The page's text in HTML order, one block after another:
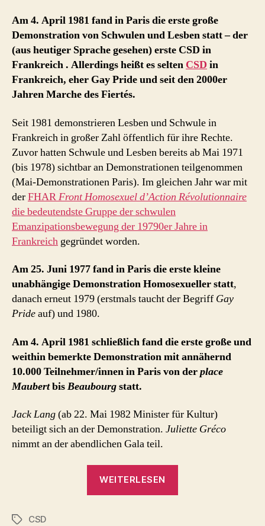
CSD
Frankreich
–
seit
1981
Am 4. April 1981 fand in Paris die erste große
Demonstration von Schwulen und Lesben statt – der
(aus heutiger Sprache gesehen) erste CSD in
Frankreich . Allerdings heißt es selten CSD in
Frankreich, eher Gay Pride und seit den 2000er
Jahren Marche des Fiertés.
Seit 1981 demonstrieren Lesben und Schwule in
Frankreich in großer Zahl öffentlich für ihre Rechte.
Zuvor hatten Schwule und Lesben bereits ab Mai 1971
(bis 1978) sichtbar an Demonstrationen teilgenommen
(Mai-Demonstrationen Paris). Im gleichen Jahr war mit
derFHARFront Homosexuel d’Action Révolutionnaire
die bedeutendste Gruppe der schwulen
Emanzipationsbewegung der 19790er Jahre in
Frankreich gegründet worden.
Am 25. Juni 1977 fand in Paris die erste kleine
unabhängige Demonstration Homosexueller statt,
danach erneut 1979 (erstmals taucht der Begriff Gay
Prideauf) und 1980.
Am 4. April 1981 schließlich fand die erste große und
weithin bemerkte Demonstration mit annähernd
10.000 Teilnehmer/innen in Paris von derplace
MaubertbisBeaubourgstatt.
Jack Lang(ab 22. Mai 1982 Minister für Kultur)
beteiligt sich an der Demonstration. Juliette Gréco
nimmt an der abendlichen Gala teil.
WEITERLESEN
Schlagwörter
CSD